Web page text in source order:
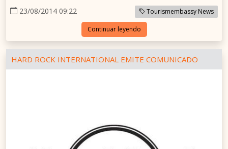
23/08/2014 09:22 Tourismembassy News
Continuar leyendo
HARD ROCK INTERNATIONAL EMITE COMUNICADO